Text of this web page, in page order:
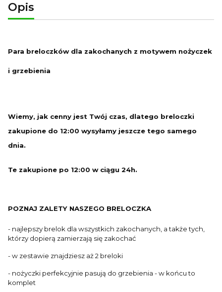
Opis
Para breloczków dla zakochanych z motywem nożyczek
i grzebienia
Wiemy, jak cenny jest Twój czas, dlatego breloczki
zakupione do 12:00 wysyłamy jeszcze tego samego
dnia.
Te zakupione po 12:00 w ciągu 24h.
POZNAJ ZALETY NASZEGO BRELOCZKA
- najlepszy brelok dla wszystkich zakochanych, a także tych,
którzy dopierą zamierzają się zakochać
- w zestawie znajdziesz aż 2 breloki
- nożyczki perfekcyjnie pasują do grzebienia - w końcu to
komplet